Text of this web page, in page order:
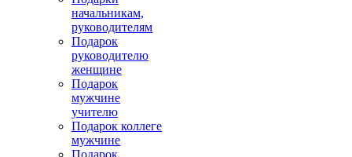
начальникам,
руководителям
Подарок
руководителю
женщине
Подарок
мужчине
учителю
Подарок коллеге
мужчине
Подарок